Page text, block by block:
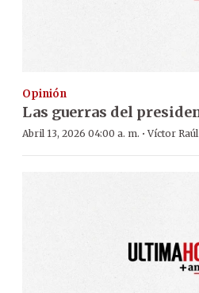
Opinión
Las guerras del
Abril 13, 2026 04:00 a. m. ·Víctor